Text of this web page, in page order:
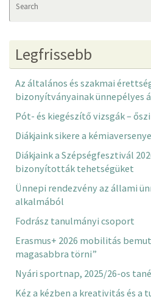
Legfrissebb
Az általános és szakmai
bizonyítványainak ünnepélyes
Pót- és kiegészítő vizsgák –
Diákjaink sikere a
Diákjaink a Szépségfesztivál
bizonyították tehetségüket
Ünnepi rendezvény az állami
alkalmából
Fodrász tanulmányi csoport
Erasmus+ 2026 mobilitás
magasabbra törni”
Nyári sportnap, 2025/26-os
Kéz a kézben a kreativitás és a